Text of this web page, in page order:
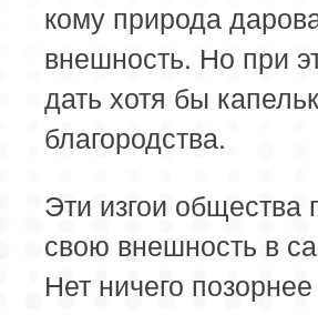
кому природа
внешность. Но при
дать хотя бы
благородства.
Эти изгои общества
свою внешность в
Нет ничего